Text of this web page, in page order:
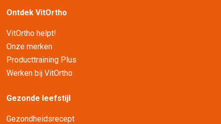
Ontdek VitOrtho
VitOrtho helpt!
Onze merken
Producttraining Plus
Werken bij VitOrtho
Gezonde leefstijl
Gezondheidsrecept